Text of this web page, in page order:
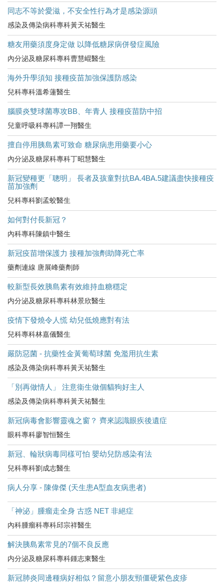
同志不等於愛滋，不安全性行為才是感染源頭
感染及傳染病科專科黃天祐醫生
糖友用藥須度身定做 以降低糖尿病併發症風險
內分泌及糖尿科專科曹慧崐醫生
海外升學須知 接種疫苗加強保護防感染
兒科專科溫希蓮醫生
腦膜炎雙球菌專攻BB、年青人 接種疫苗防中招
兒童呼吸科專科譚一翔醫生
擅自停用胰島素可致命 糖尿病患用藥要小心
內分泌及糖尿科專科丁昭慧醫生
新冠變種更「聰明」 長者及孩童對抗BA.4BA.5建議盡快接種疫
苗加強劑
兒科專科劉孟蛟醫生
如何對付長新冠？
內科專科陳鎮中醫生
新冠疫苗增保護力 接種加強劑助降死亡率
藥劑連線 唐展峰藥劑師
較新型長效胰島素有效維持血糖穩定
内分泌及糖尿科專科林景欣醫生
疫情下發燒令人慌 幼兒低燒應對有法
兒科專科林嘉儀醫生
嚴防惡菌 - 抗藥性金黃葡萄球菌 免濫用抗生素
感染及傳染病科專科黃天祐醫生
「別再做情人」 注意衞生做個貓狗好主人
感染及傳染病科專科黃天祐醫生
新冠病毒會影響靈魂之窗？ 齊來認識眼疾後遺症
眼科專科廖智恒醫生
新冠、輪狀病毒同樣可怕 嬰幼兒防感染有法
兒科專科劉成志醫生
病人分享 - 陳偉傑 (天生患A型血友病患者)
「神泌」腫瘤走全身 古惑 NET 非絕症
內科腫瘤科專科邱宗祥醫生
解決胰島素常見的7個不良反應
内分泌及糖尿科專科鍾志東醫生
新冠肺炎同邊種病好相似？留意小朋友頸僵硬紫色皮疹